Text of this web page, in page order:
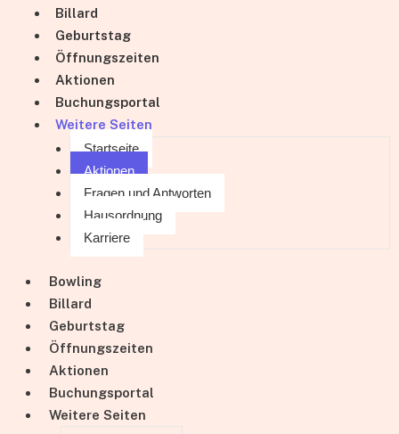
Billard
Geburtstag
Öffnungszeiten
Aktionen
Buchungsportal
Weitere Seiten
Startseite
Aktionen
Fragen und Antworten
Hausordnung
Karriere
Bowling
Billard
Geburtstag
Öffnungszeiten
Aktionen
Buchungsportal
Weitere Seiten